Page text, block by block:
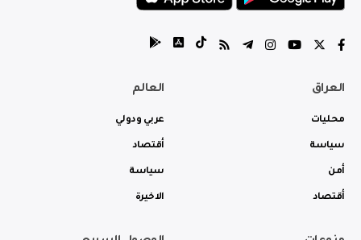
العراق
محليات
سياسة
أمن
أقتصاد
العالم
عربي ودولي
أقتصاد
سياسة
الاخيرة